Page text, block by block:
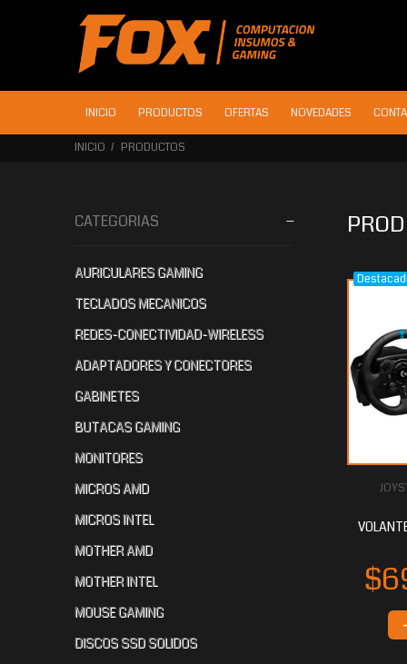
INICIO PRODUCTOS OFERTAS NOVEDADES
INICIO PRODUCTOS
CATEGORIAS
AURICULARES GAMING
TECLADOS MECANICOS
REDES-CONECTIVIDAD-WIRELESS
ADAPTADORES Y CONECTORES
GABINETES
BUTACAS GAMING
MONITORES
MICROS AMD
MICROS INTEL
MOTHER AMD
MOTHER INTEL
MOUSE GAMING
DISCOS SSD SOLIDOS
00